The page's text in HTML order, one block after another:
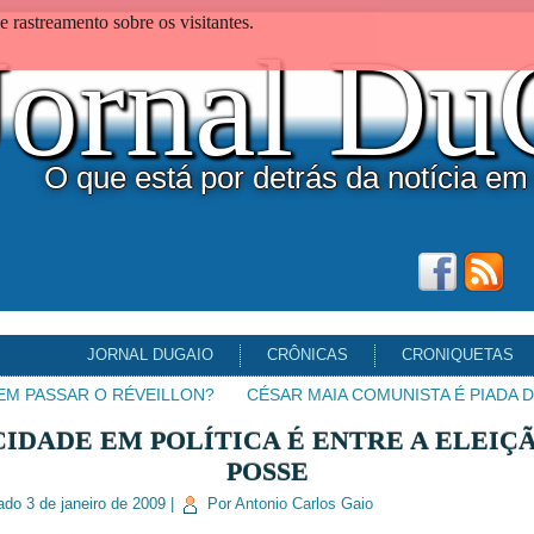
O que está por detrás da notícia
JORNAL DUGAIO CRÔNICAS CRONIQUETAS
PASSAR O RÉVEILLON? CÉSAR MAIA COMUNISTA É PIADA
EM POLÍTICA É ENTRE A
POSSE
3 de janeiro de 2009| Por Antonio Carlos Gaio
rastreamento sobre os visitantes.